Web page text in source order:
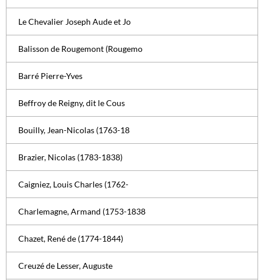
Le Chevalier Joseph Aude et Jo
Balisson de Rougemont (Rougemo
Barré Pierre-Yves
Beffroy de Reigny, dit le Cous
Bouilly, Jean-Nicolas (1763-18
Brazier, Nicolas (1783-1838)
Caigniez, Louis Charles (1762-
Charlemagne, Armand (1753-1838
Chazet, René de (1774-1844)
Creuzé de Lesser, Auguste